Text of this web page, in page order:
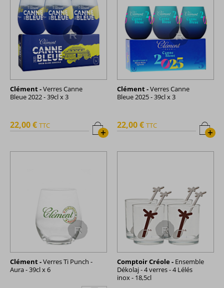
Clément -Verres Canne
Bleue 2022 - 39cl x 3
+
22,00 € TTC
Clément -Verres Canne
Bleue 2025 - 39cl x 3
+
22,00 € TTC
Clément -Verres Ti Punch -
Aura - 39cl x 6
Comptoir Créole - Ensemble
Dékolaj - 4 verres - 4 Lélés
inox - 18,5cl